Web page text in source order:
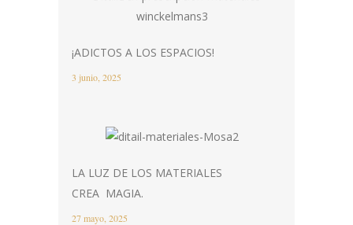
¡ADICTOS A LOS ESPACIOS!
3 junio, 2025
LA LUZ DE LOS MATERIALES
CREA MAGIA.
27 mayo, 2025